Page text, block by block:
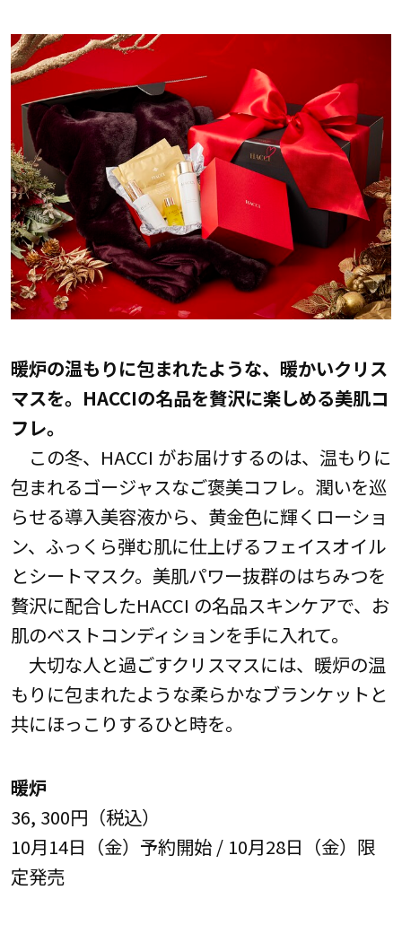
暖炉の温もりに包まれたような、暖かいクリス
マスを。HACCIの名品を贅沢に楽しめる美肌コ
フレ。
この冬、HACCI がお届けするのは、温もりに
包まれるゴージャスなご褒美コフレ。潤いを巡
らせる導入美容液から、黄金色に輝くローショ
ン、ふっくら弾む肌に仕上げるフェイスオイル
とシートマスク。美肌パワー抜群のはちみつを
贅沢に配合したHACCI の名品スキンケアで、お
肌のベストコンディションを手に入れて。
大切な人と過ごすクリスマスには、暖炉の温
もりに包まれたような柔らかなブランケットと
共にほっこりするひと時を。
暖炉
36, 300円（税込）
10月14日（金）予約開始 / 10月28日（金）限
定発売